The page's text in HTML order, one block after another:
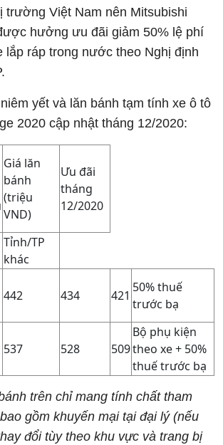
trường Việt Nam nên Mitsubishi
hưởng ưu đãi giảm 50% lệ phí
lắp ráp trong nước theo Nghị định
yết và lăn bánh tạm tính xe ô tô
2020 cập nhật tháng 12/2020:
Giá lăn
bánh
(triệu
VND)
Ưu đãi
tháng
12/2020
Tỉnh/TP
khác
442 434 421
50% thuế
trước bạ
537 528 509
Bộ phụ kiện
theo xe + 50%
thuế trước bạ
trên chỉ mang tính chất tham
gồm khuyến mại tại đại lý (nếu
đổi tùy theo khu vực và trang bị